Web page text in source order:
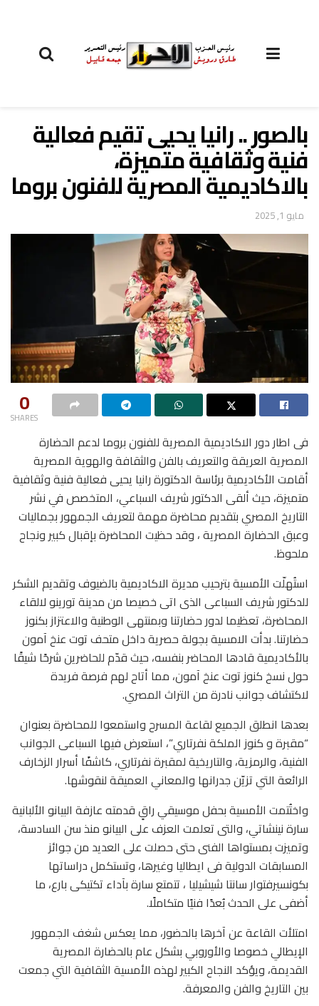
بالصور .. رانيا يحيى تقيم فعالية
فنية وثقافية متميزة،
بالاكاديمية المصرية للفنون بروما
مايو 1, 2025
0
SHARES
فى اطار دور الاكاديمية المصرية للفنون بروما لدعم الحضارة
المصرية العريقة والتعريف بالفن والثقافة والهوية المصرية
أقامت الأكاديمية برئاسة الدكتورة رانيا يحيى فعالية فنية وثقافية
متميزة، حيث ألقى الدكتور شريف السباعي، المتخصص في نشر
التاريخ المصري بتقديم محاضرة مهمة لتعريف الجمهور بجماليات
وعبق الحضارة المصرية ، وقد حظيت المحاضرة بإقبال كبير ونجاح
ملحوظ.
استُهلّت الأمسية بترحيب مديرة الاكاديمية بالضيوف وتقديم الشكر
للدكتور شريف السباعى الذى اتى خصيصا من مدينة تورينو لالقاء
المحاضرة، تعظيما لدور حضارتنا وبمنتهى الوطنية والاعتزاز بكنوز
حضارتنا. بدأت الامسية بجولة حصرية داخل متحف توت عنخ آمون
بالأكاديمية قادها المحاضر بنفسه، حيث قدّم للحاضرين شرحًا شيقًا
حول نسخ كنوز توت عنخ آمون، مما أتاح لهم فرصة فريدة
لاكتشاف جوانب نادرة من التراث المصري.
بعدها انطلق الجميع لقاعة المسرح واستمعوا للمحاضرة بعنوان
“مقبرة و كنوز الملكة نفرتاري”، استعرض فيها السباعى الجوانب
الفنية، والرمزية، والتاريخية لمقبرة نفرتاري، كاشفًا أسرار الزخارف
الرائعة التي تزيّن جدرانها والمعاني العميقة لنقوشها.
واختُتمت الأمسية بحفل موسيقي راقٍ قدمته عازفة البيانو الألبانية
سارة نينشاتي، والتى تعلمت العزف على البيانو منذ سن السادسة،
وتميزت بمستواها الفنى حتى حصلت على العديد من جوائز
المسابقات الدولية فى ايطاليا وغيرها، وتستكمل دراساتها
بكونسيرفتوار سانتا شيشيليا ، تتمتع سارة بآداء تكتيكى بارع، ما
أضفى على الحدث بُعدًا فنيًا متكاملًا.
امتلأت القاعة عن آخرها بالحضور، مما يعكس شغف الجمهور
الإيطالي خصوصا والأوروبي بشكل عام بالحضارة المصرية
القديمة، ويؤكد النجاح الكبير لهذه الأمسية الثقافية التي جمعت
بين التاريخ والفن والمعرفة.